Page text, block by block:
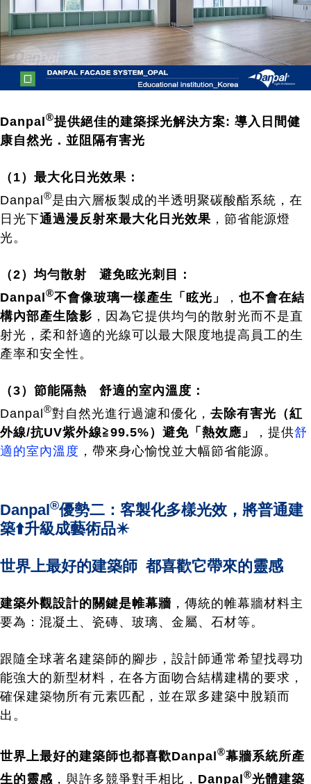
Danpal ®提供絕佳的建築採光解決方案: 導入日間健
康自然光．並阻隔有害光
（1）最大化日光效果：
Danpal ®是由六層板製成的半透明聚碳酸酯系統，在
日光下通過漫反射來最大化日光效果 ，節省能源燈
光。
（2）均勻散射 避免眩光刺目：
Danpal ®不會像玻璃一樣產生「眩光」 ， 也不會在結
構內部產生陰影 ，因為它提供均勻的散射光而不是直
射光，柔和舒適的光線可以最大限度地提高員工的生
產率和安全性。
（3）節能隔熱 舒適的室內溫度：
Danpal ®對自然光進行過濾和優化， 去除有害光（紅
外線/抗UV紫外線≧99.5%）避免「熱效應」
，提供舒
適的室內溫度 ，帶來身心愉悅並大幅節省能源。
Danpal®優勢二：客製化多樣光效，將普通建
築⬆️升級成藝術品✴️
世界上最好的建築師 都喜歡它帶來的靈感
建築外觀設計的關鍵是帷幕牆 ，傳統的帷幕牆材料主
要為：混凝土、瓷磚、玻璃、金屬、石材等。
跟隨全球著名建築師的腳步，設計師通常希望找尋功
能強大的新型材料，在各方面吻合結構建構的要求，
確保建築物所有元素匹配，並在眾多建築中脫穎而
出。
世界上最好的建築師也都喜歡Danpal®幕牆系統所產
生的靈感 ，與許多競爭對手相比， Danpal®光體建築